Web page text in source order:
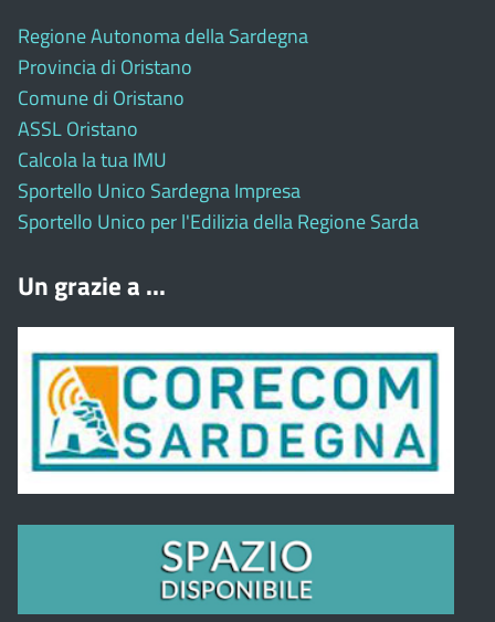
Regione Autonoma della Sardegna
Provincia di Oristano
Comune di Oristano
ASSL Oristano
Calcola la tua IMU
Sportello Unico Sardegna Impresa
Sportello Unico per l'Edilizia della Regione Sarda
Un grazie a ...